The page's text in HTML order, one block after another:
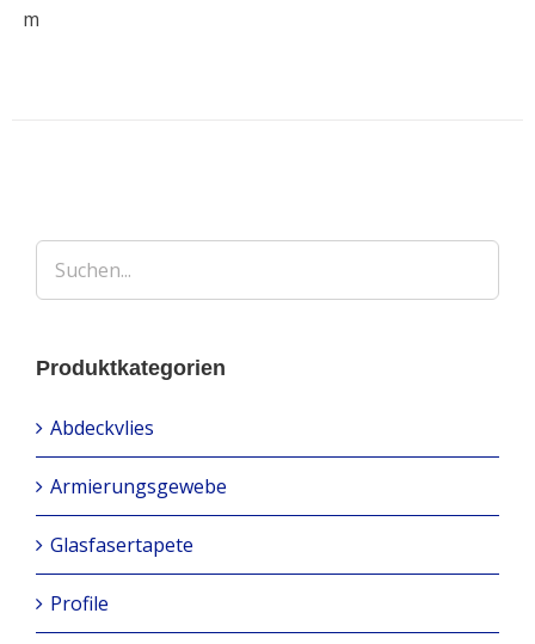
m
Produktkategorien
Abdeckvlies
Armierungsgewebe
Glasfasertapete
Profile